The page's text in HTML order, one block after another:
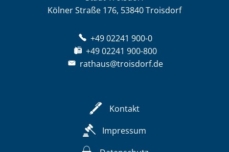
Kölner Straße 176, 53840 Troisdorf
+49 02241 900-0
+49 02241 900-800
rathaus@troisdorf.de
Kontakt
Impressum